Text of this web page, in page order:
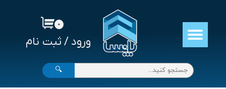
ورود / ثبت نام
حساب کاربری من
تغییر گذر واژه
سفارشات
۰
🔍